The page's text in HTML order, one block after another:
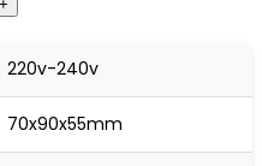
+
220v-240v
70x90x55mm